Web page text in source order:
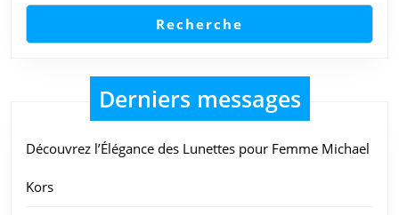
Recherche
Derniers messages
Découvrez l’Élégance des Lunettes pour Femme Michael
Kors